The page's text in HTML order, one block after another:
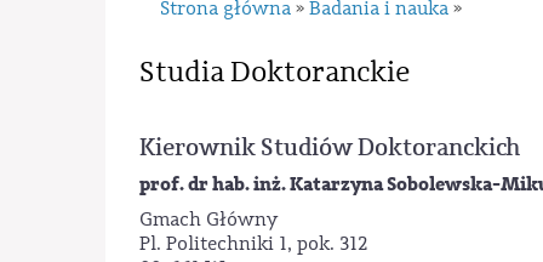
Strona główna » Badania i nauka »
Studia Doktoranckie
Kierownik Studiów Doktoranckich
prof. dr hab. inż. Katarzyna Sobolewska-
Gmach Główny
Pl. Politechniki 1, pok. 312